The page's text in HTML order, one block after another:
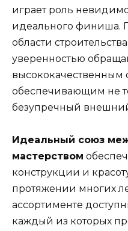
играет роль
идеального финиша.
области
уверенностью
высококачественным
обеспечивающим не
безупречный
Идеальный союз
мастерством
конструкции и
протяжении многих
ассортименте
каждый из которых